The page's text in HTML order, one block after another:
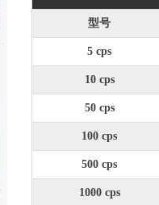
型号
5 cps
10 cps
50 cps
100 cps
500 cps
1000 cps